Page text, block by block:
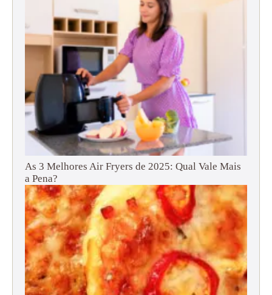
As 3 Melhores Air Fryers de 2025: Qual Vale Mais
a Pena?